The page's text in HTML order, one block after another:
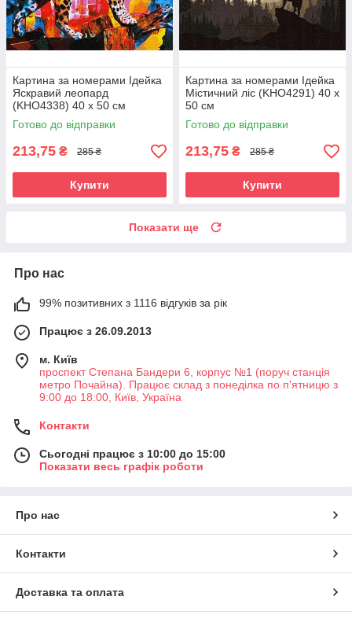
Картина за номерами Ідейка
Яскравий леопард
(KHO4338) 40 х 50 см
Готово до відправки
213,75 ₴ 285 ₴
Купити
Картина за номерами Ідейка
Містичний ліс (KHO4291) 40 х
50 см
Готово до відправки
213,75 ₴ 285 ₴
Купити
Показати ще
Про нас
99% позитивних з 1116 відгуків за рік
Працює з 26.09.2013
м. Київ
проспект Степана Бандери 6, корпус №1 (поруч станція
метро Почайна). Працює склад з понеділка по п'ятницю з
9:00 до 18:00, Київ, Україна
Контакти
Сьогодні працює з 10:00 до 15:00
Показати весь графік роботи
Про нас
Контакти
Доставка та оплата